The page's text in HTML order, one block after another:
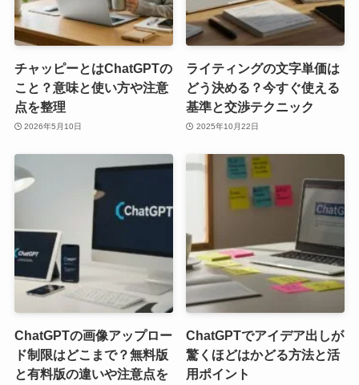
チャッピーとはChatGPTの
こと？意味と使い方や注意
点を整理
2026年5月10日
ライティングの文字単価は
どう決める？今すぐ使える
基準と交渉テクニック
2025年10月22日
ChatGPTの画像アップロー
ド制限はどこまで？無料版
と有料版の違いや注意点を
ChatGPTでアイデア出しが
驚くほどはかどる方法と活
用ポイント